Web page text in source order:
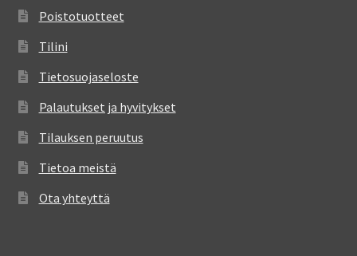
Poistotuotteet
Tilini
Tietosuojaseloste
Palautukset ja hyvitykset
Tilauksen peruutus
Tietoa meistä
Ota yhteyttä